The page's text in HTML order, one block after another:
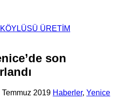
ÜRETİM
gerçekleştirildi
son
Temmuz 2019 Haberler, Yenice